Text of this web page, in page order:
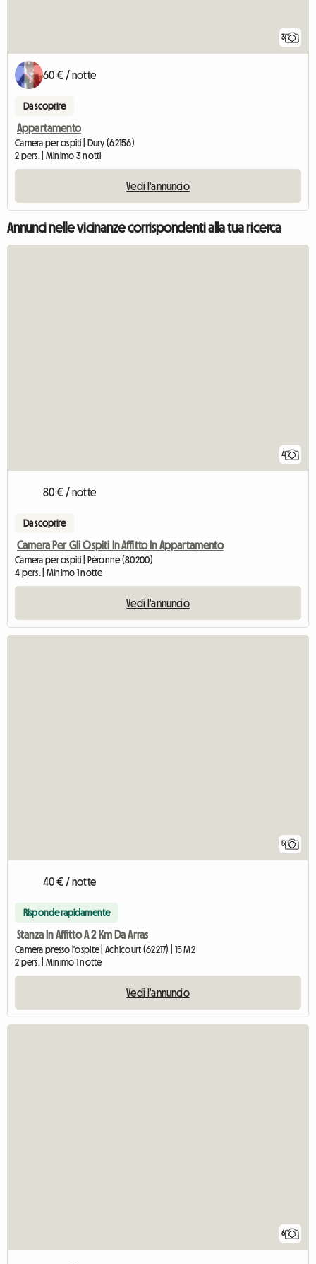
3
60 € / notte
Da scoprire
Appartamento
Camera per ospiti | Dury (62156)
2 pers. | Minimo 3 notti
Vedi l'annuncio
Annunci nelle vicinanze corrispondenti alla tua ricerca
4
80 € / notte
Da scoprire
Camera Per Gli Ospiti In Affitto In Appartamento
Camera per ospiti | Péronne (80200)
4 pers. | Minimo 1 notte
Vedi l'annuncio
5
40 € / notte
Risponde rapidamente
Stanza In Affitto A 2 Km Da Arras
Camera presso l'ospite | Achicourt (62217) | 15 M2
2 pers. | Minimo 1 notte
Vedi l'annuncio
6